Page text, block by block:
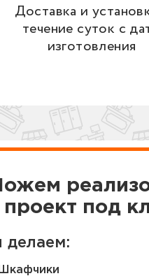
Доставка и
течение суток с
изготовления
проект под
делаем:
Шкафчики